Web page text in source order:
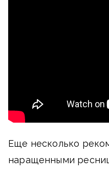
Еще несколько
наращенными